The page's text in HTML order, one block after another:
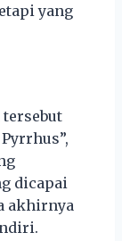
yang
dicapai
akhirnya